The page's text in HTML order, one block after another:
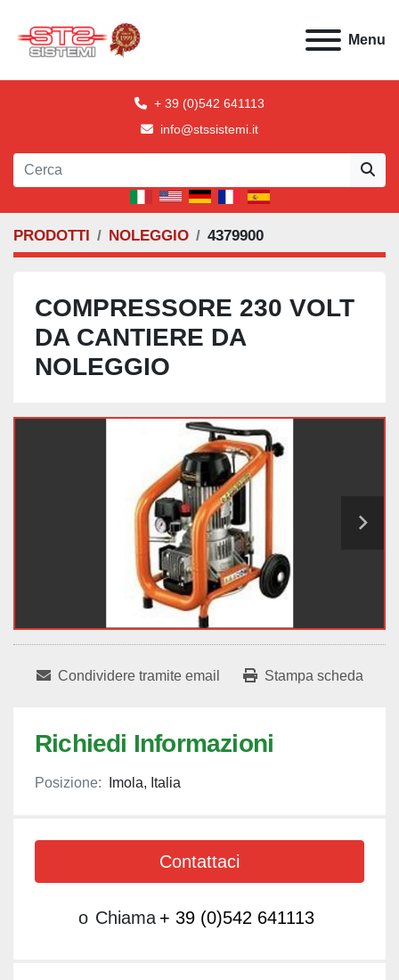
Menu
+ 39 (0)542 641113
info@stssistemi.it
PRODOTTI NOLEGGIO 4379900
COMPRESSORE 230 VOLT
DA CANTIERE DA
NOLEGGIO
Condividere tramite email Stampa scheda
Richiedi Informazioni
Posizione: Imola, Italia
Contattaci
o Chiama + 39 (0)542 641113